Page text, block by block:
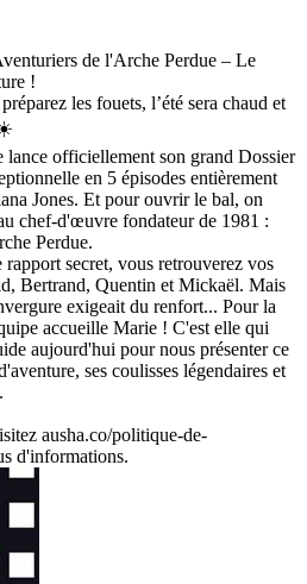
de l'Arche Perdue – Le
!
les fouets, l’été sera chaud et
lance officiellement son grand Dossier
en 5 épisodes entièrement
Jones. Et pour ouvrir le bal, on
chef-d'œuvre fondateur de 1981 :
Perdue.
secret, vous retrouverez vos
Bertrand, Quentin et Mickaël. Mais
exigeait du renfort... Pour la
accueille Marie ! C'est elle qui
aujourd'hui pour nous présenter ce
ses coulisses légendaires et
ausha.co/politique-de-
d'informations.